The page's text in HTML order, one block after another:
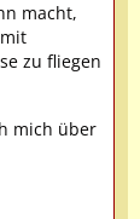
macht,
zu fliegen
mich über